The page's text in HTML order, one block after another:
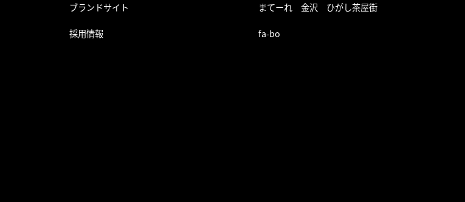
ブランドサイト まてーれ 金沢 ひがし茶屋街
採用情報 fa-bo